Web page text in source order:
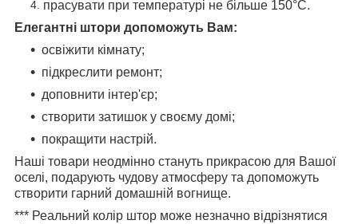
прасувати при температурі не більше 150°C.
Елегантні штори допоможуть Вам:
освіжити кімнату;
підкреслити ремонт;
доповнити інтер'єр;
створити затишок у своєму домі;
покращити настрій.
Наші товари неодмінно стануть прикрасою для Вашої
оселі, подарують чудову атмосферу та допоможуть
створити гарний домашній вогнище.
*** Реальний колір штор може незначно відрізнятися